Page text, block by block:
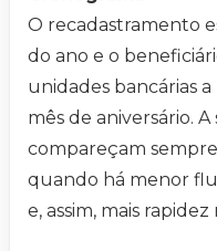
O recadastramento
do ano e o
unidades bancárias
mês de aniversário.
compareçam sempre
quando há menor
e, assim, mais